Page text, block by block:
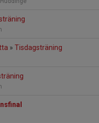
» Tisdagsträning